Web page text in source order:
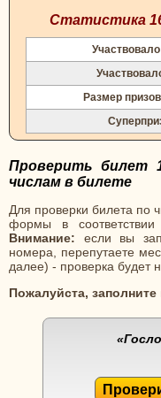
Статистика
Размер
Проверить билет
числам в билете
Для проверки билета по
формы в
Внимание: если вы
номера, перепутаете
далее) - проверка будет
Пожалуйста,